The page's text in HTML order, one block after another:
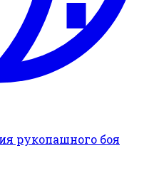
рукопашного боя